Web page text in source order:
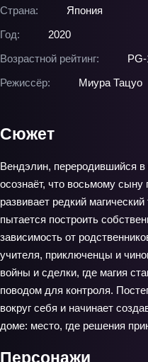
Страна:
Япония
Год:
2020
Возрастной рейтинг:
Режиссёр:
Миура Тацуо
Сюжет
Вендэлин, переродившийся в
осознаёт, что восьмому
развивает редкий
пытается построить
зависимость от
учителя, приключенцы и
войны и сделки, где магия
поводом для контроля.
вокруг себя и начинает
доме: место, где решения
Персонажи